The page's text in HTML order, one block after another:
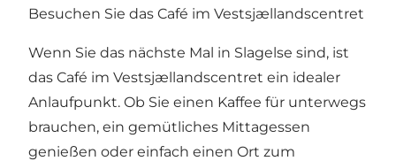
Besuchen Sie das Café im Vestsjællandscentret
Wenn Sie das nächste Mal in Slagelse sind, ist
das Café im Vestsjællandscentret ein idealer
Anlaufpunkt. Ob Sie einen Kaffee für unterwegs
brauchen, ein gemütliches Mittagessen
genießen oder einfach einen Ort zum